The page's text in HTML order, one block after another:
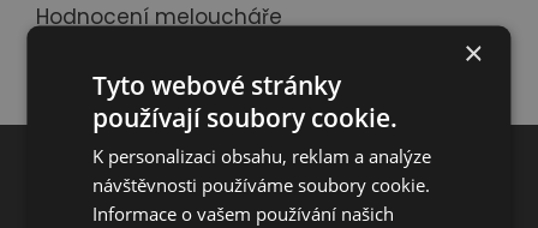
Hodnocení meloucháře
×
Tyto webové stránky
používají soubory cookie.
K personalizaci obsahu, reklam a analýze
návštěvnosti používáme soubory cookie.
Informace o vašem používání našich